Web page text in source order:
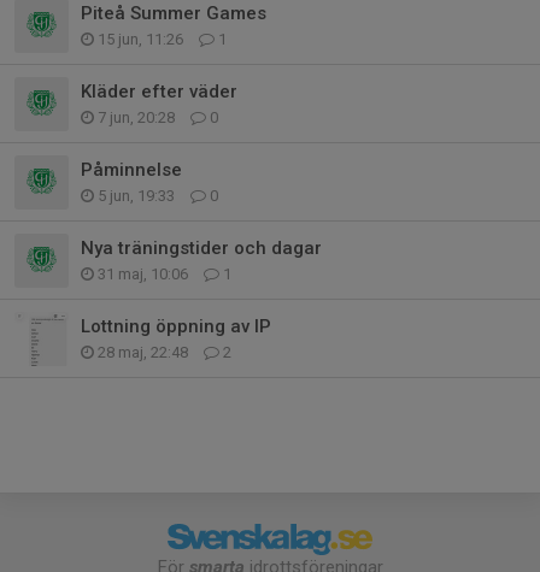
Piteå Summer Games
15 jun, 11:26 1
Kläder efter väder
7 jun, 20:28 0
Påminnelse
5 jun, 19:33 0
Nya träningstider och dagar
31 maj, 10:06 1
Lottning öppning av IP
28 maj, 22:48 2
För smarta idrottsföreningar